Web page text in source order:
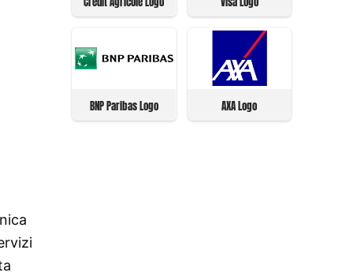
BNP Paribas Logo AXA Logo